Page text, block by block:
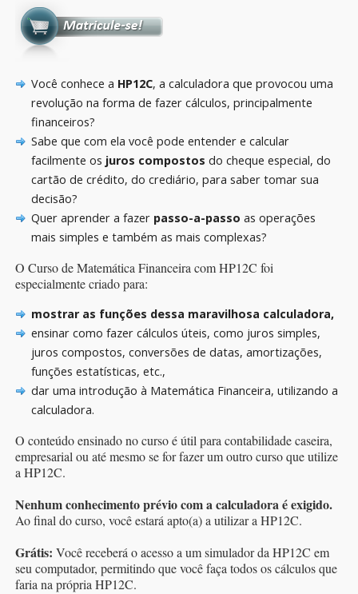
Você conhece a HP12C, a calculadora que provocou uma
revolução na forma de fazer cálculos, principalmente
financeiros?
Sabe que com ela você pode entender e calcular
facilmente os juros compostos do cheque especial, do
cartão de crédito, do crediário, para saber tomar sua
decisão?
Quer aprender a fazer passo-a-passo as operações
mais simples e também as mais complexas?
O Curso de Matemática Financeira com HP12C foi
especialmente criado para:
mostrar as funções dessa maravilhosa calculadora,
ensinar como fazer cálculos úteis, como juros simples,
juros compostos, conversões de datas, amortizações,
funções estatísticas, etc.,
dar uma introdução à Matemática Financeira, utilizando a
calculadora.
O conteúdo ensinado no curso é útil para contabilidade caseira,
empresarial ou até mesmo se for fazer um outro curso que utilize
a HP12C.
Nenhum conhecimento prévio com a calculadora é exigido.
Ao final do curso, você estará apto(a) a utilizar a HP12C.
Grátis: Você receberá o acesso a um simulador da HP12C em
seu computador, permitindo que você faça todos os cálculos que
faria na própria HP12C.